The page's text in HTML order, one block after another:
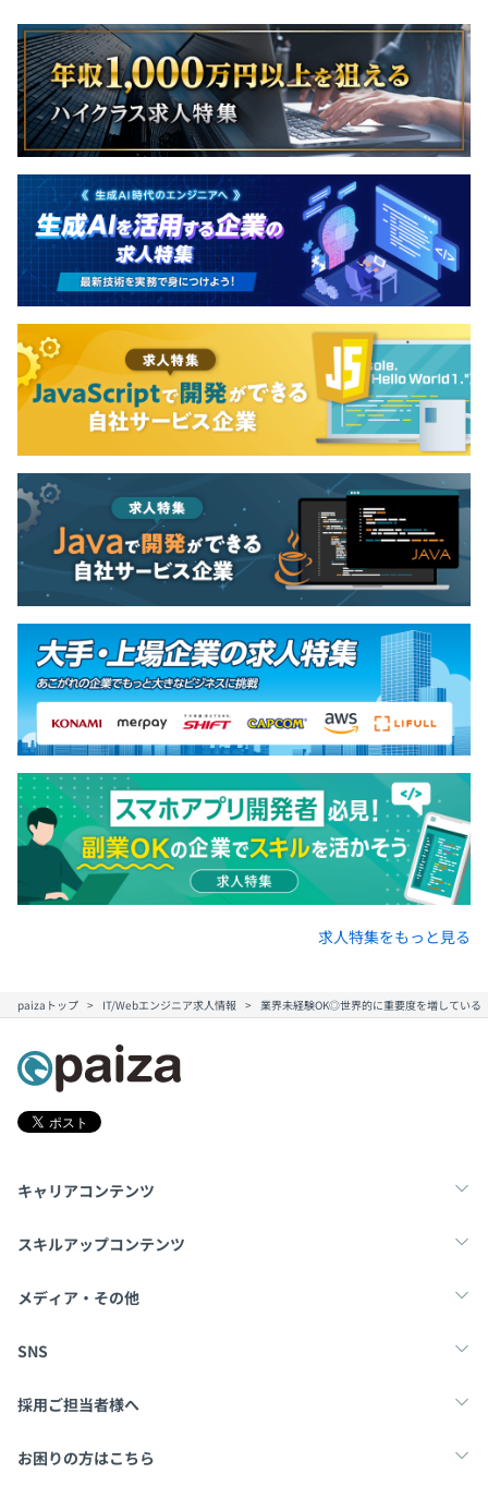
◆東京精密の技術グループと協働し、製品開発を進めてい
ます！
ユーザーからの声を反映し、よりよいシステムをつくりた
い！という想いを持ったメンバーが集まっています。
また、開発体制としては、各担当装置ごとにチームが分か
れており、それぞれの装置・機能のスペシャリストが揃っ
ています。
フロアは違いますが、基本建屋は一緒です。
メーカーチーム、回路設計チーム、システムチームで打ち
合わせをおこないます。
親会社にもソフトウェア部隊がいますが、実際の開発のほ
とんどを当社が担当しています。
機能ごとに、会社が分かれているイメージです。
そのため、親会社・子会社という関係よりも、お互い1つ
の部署として役割を全うしています。
【開発環境】
OS：Windows
言語：C、C++、C#
※チームにより使用言語は異なります
半期ごとの目標設定、チームごとに面談しています。
振り返りによる評価をおこなっています。
◆エンジニアは全体の9割です！
役員も含めてエンジニアが非常に多く、エンジニアにとっ
担当製品ごとにチームが分かれており、各チーム30名程
度です。
社会保険完備（健康保険・厚生年金加入・雇用保険・労災
保険）
関東ITソフトウェア健康保険組合加入
6カ月（条件などの変更はありません）
求人特集をもっと見る
paizaトップ IT/Webエンジニア求人情報 業界未経験OK◎世界的に重要度を増している
キャリアコンテンツ
転職・キャリア
スキルアップコンテンツ
学習
メディア・その他
Tech Team Journal
SNS
X
採用ご担当者様へ
採用・教育をお考えの企業様へ
お困りの方はこちら